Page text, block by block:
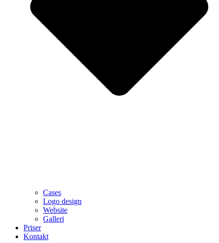
Cases
Logo design
Website
Galleri
Priser
Kontakt